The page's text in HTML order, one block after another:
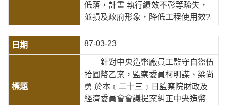
低落，計畫 執行績效不彰等疏失，
並損及政府形象，降低工程使用效?
87-03-23
針對中央造幣廠員工監守自盜伍
拾圓幣乙案，監察委員柯明謀、梁尚
勇 於本﹝二十三﹞日監察院財政及
經濟委員會會議提案糾正中央造幣